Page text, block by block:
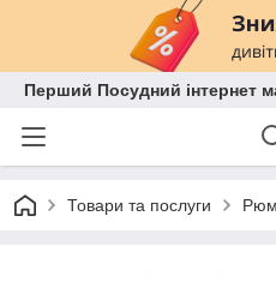
Перший Посудний інтернет
Товари та послуги